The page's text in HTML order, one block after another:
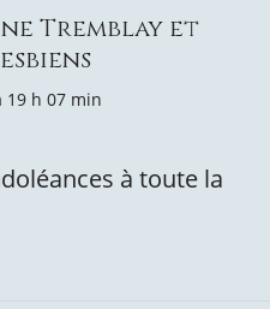
Tremblay et
19 h 07 min
à toute la